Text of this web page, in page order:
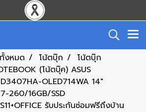
งหมด โน้ตบุ๊ก
โน้ตบุ๊ก
(โน้ตบุ๊ค) ASUS
OLED714WA 14"
260/16GB/SSD
รับประกันซ่อมฟรีถึงบ้าน